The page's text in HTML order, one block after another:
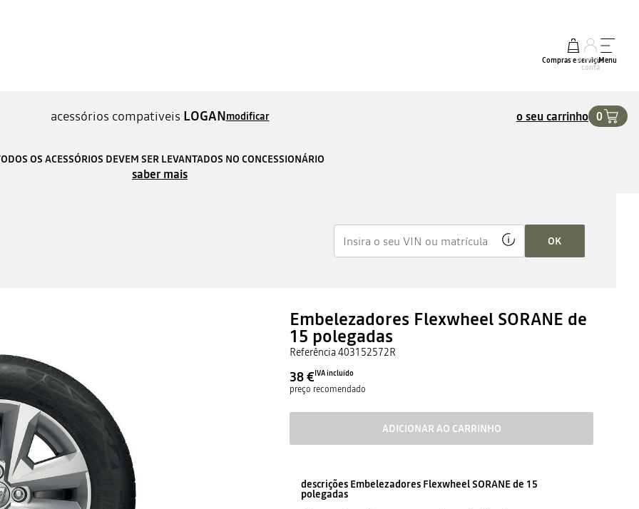
Compras e serviços
A minha
conta
Menu
acessórios compativeis LOGANmodificar o seu carrinho 0
OS ACESSÓRIOS DEVEM SER LEVANTADOS NO CONCESSIONÁRIO
saber mais
OK
Embelezadores Flexwheel SORANE de
15 polegadas
Referência403152572R
38 €IVA incluído
preço recomendado
ADICIONAR AO CARRINHO
descrições Embelezadores Flexwheel SORANE de 15
polegadas